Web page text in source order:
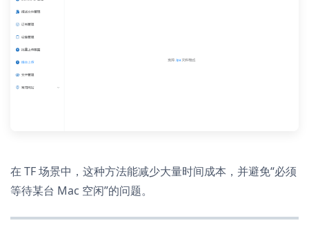
在 TF 场景中，这种方法能减少大量时间成本，并避免“必须
等待某台 Mac 空闲”的问题。